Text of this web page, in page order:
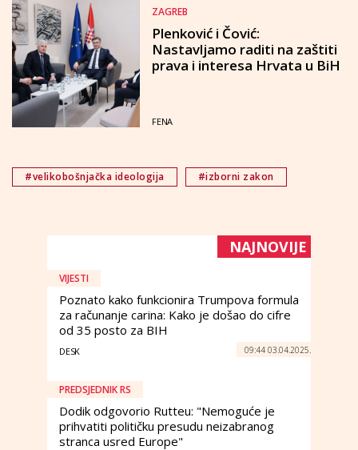
ZAGREB
Plenković i Čović:
Nastavljamo raditi na zaštiti
prava i interesa Hrvata u BiH
FENA
#velikobošnjačka ideologija #izborni zakon
NAJNOVIJE
VIJESTI
Poznato kako funkcionira Trumpova formula
za računanje carina: Kako je došao do cifre
od 35 posto za BIH
DESK 09:44 03.04.2025.
PREDSJEDNIK RS
Dodik odgovorio Rutteu: "Nemoguće je
prihvatiti političku presudu neizabranog
stranca usred Europe"